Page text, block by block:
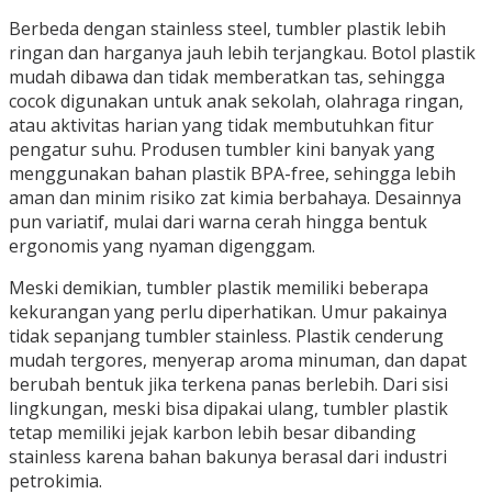
Berbeda dengan stainless steel, tumbler plastik lebih
ringan dan harganya jauh lebih terjangkau. Botol plastik
mudah dibawa dan tidak memberatkan tas, sehingga
cocok digunakan untuk anak sekolah, olahraga ringan,
atau aktivitas harian yang tidak membutuhkan fitur
pengatur suhu. Produsen tumbler kini banyak yang
menggunakan bahan plastik BPA-free, sehingga lebih
aman dan minim risiko zat kimia berbahaya. Desainnya
pun variatif, mulai dari warna cerah hingga bentuk
ergonomis yang nyaman digenggam.
Meski demikian, tumbler plastik memiliki beberapa
kekurangan yang perlu diperhatikan. Umur pakainya
tidak sepanjang tumbler stainless. Plastik cenderung
mudah tergores, menyerap aroma minuman, dan dapat
berubah bentuk jika terkena panas berlebih. Dari sisi
lingkungan, meski bisa dipakai ulang, tumbler plastik
tetap memiliki jejak karbon lebih besar dibanding
stainless karena bahan bakunya berasal dari industri
petrokimia.